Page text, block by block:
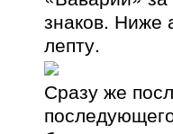
знаков. Ниже
лепту.
Сразу же